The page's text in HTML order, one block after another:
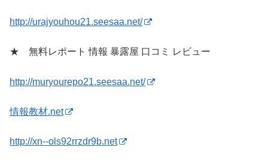
http://urajyouhou21.seesaa.net/
★ 無料レポート 情報 暴露屋 口コミ レビュー
http://muryourepo21.seesaa.net/
情報教材.net
http://xn--ols92rrzdr9b.net